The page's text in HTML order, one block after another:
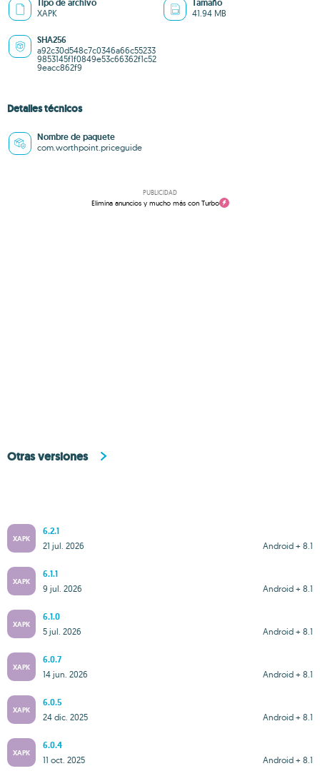
Tipo de archivo
XAPK
Tamaño
41.94 MB
SHA256
a92c30d548c7c0346a66c55233
9853145f1f0849e53c66362f1c52
9eacc862f9
Detalles técnicos
Nombre de paquete
com.worthpoint.priceguide
PUBLICIDAD
Elimina anuncios y mucho más con Turbo
Otras versiones
XAPK
6.2.1
Android + 8.1
21 jul. 2026
XAPK
6.1.1
Android + 8.1
9 jul. 2026
XAPK
6.1.0
Android + 8.1
5 jul. 2026
XAPK
6.0.7
Android + 8.1
14 jun. 2026
XAPK
6.0.5
Android + 8.1
24 dic. 2025
XAPK
6.0.4
Android + 8.1
11 oct. 2025